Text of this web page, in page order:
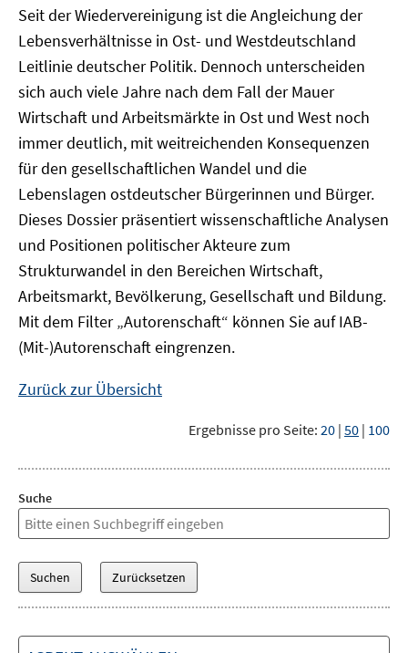
Seit der Wiedervereinigung ist die Angleichung der
Lebensverhältnisse in Ost- und Westdeutschland
Leitlinie deutscher Politik. Dennoch unterscheiden
sich auch viele Jahre nach dem Fall der Mauer
Wirtschaft und Arbeitsmärkte in Ost und West noch
immer deutlich, mit weitreichenden Konsequenzen
für den gesellschaftlichen Wandel und die
Lebenslagen ostdeutscher Bürgerinnen und Bürger.
Dieses Dossier präsentiert wissenschaftliche Analysen
und Positionen politischer Akteure zum
Strukturwandel in den Bereichen Wirtschaft,
Arbeitsmarkt, Bevölkerung, Gesellschaft und Bildung.
Mit dem Filter „Autorenschaft“ können Sie auf IAB-
(Mit-)Autorenschaft eingrenzen.
Zurück zur Übersicht
Ergebnisse pro Seite: 20 | 50 | 100
Suche